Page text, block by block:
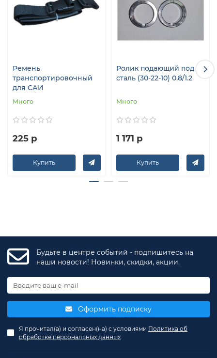
Ремень
транспортировочный
для САИ
Много
225 р
Купить
Ролик подающий под
сталь (30-22-10) 0.8/1.2
Много
1 171 р
Купить
Будьте в центре событий - подпишитесь на
наши новости! Новинки, скидки, акции.
Оформить подписку
Я прочитал(а) и согласен(на) с условиями Политика об
обработке персональных данных